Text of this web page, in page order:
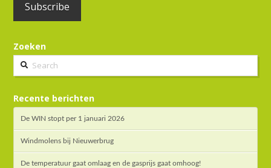
Zoeken
Search
Recente berichten
De WIN stopt per 1 januari 2026
Windmolens bij Nieuwerbrug
De temperatuur gaat omlaag en de gasprijs gaat omhoog!